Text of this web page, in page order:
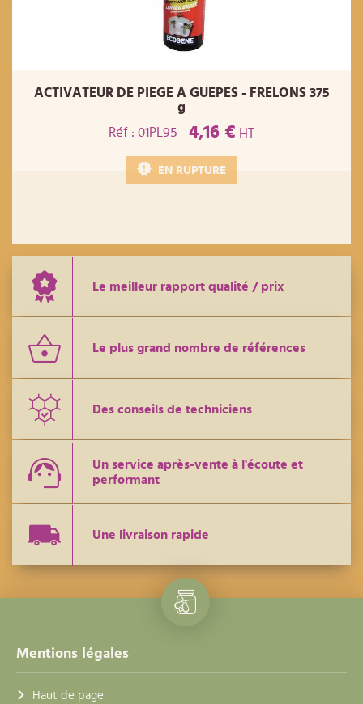
ACTIVATEUR DE PIEGE A GUEPES - FRELONS 375
g
Réf : 01PL95
4,16 € HT
EN RUPTURE
Le meilleur rapport qualité / prix
Le plus grand nombre de références
Des conseils de techniciens
Un service après-vente à l'écoute et
performant
Une livraison rapide
Mentions légales
Haut de page